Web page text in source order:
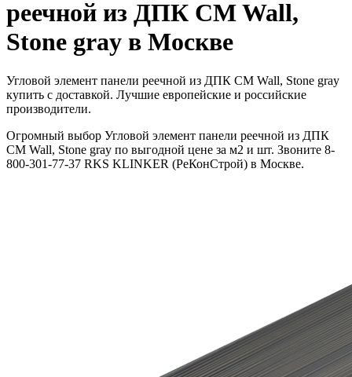
реечной из ДПК CM Wall,
Stone gray в Москве
Угловой элемент панели реечной из ДПК CM Wall, Stone gray
купить с доставкой. Лучшие европейские и российские
производители.
Огромный выбор Угловой элемент панели реечной из ДПК
CM Wall, Stone gray по выгодной цене за м2 и шт. Звоните 8-
800-301-77-37 RKS KLINKER (РеКонСтрой) в Москве.